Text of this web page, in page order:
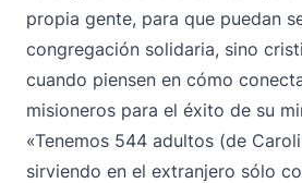
propia gente, para que puedan
congregación solidaria, sino
cuando piensen en cómo
misioneros para el éxito de su
«Tenemos 544 adultos (de
sirviendo en el extranjero sólo